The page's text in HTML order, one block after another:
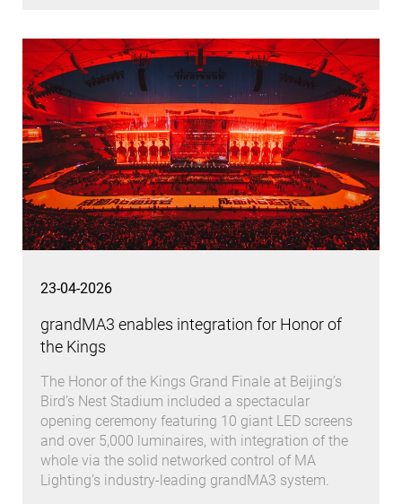
23-04-2026
grandMA3 enables integration for Honor of
the Kings
The Honor of the Kings Grand Finale at Beijing’s
Bird’s Nest Stadium included a spectacular
opening ceremony featuring 10 giant LED screens
and over 5,000 luminaires, with integration of the
whole via the solid networked control of MA
Lighting’s industry-leading grandMA3 system.